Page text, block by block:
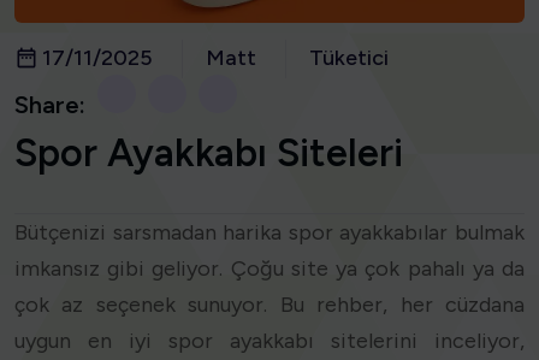
17/11/2025 Matt Tüketici
Share:
Spor Ayakkabı Siteleri
Bütçenizi sarsmadan harika spor ayakkabılar bulmak
imkansız gibi geliyor. Çoğu site ya çok pahalı ya da
çok az seçenek sunuyor. Bu rehber, her cüzdana
uygun en iyi spor ayakkabı sitelerini inceliyor,